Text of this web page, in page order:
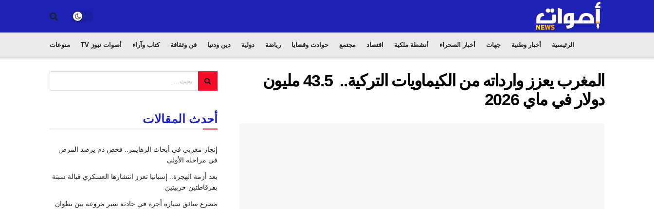
الرئيسية أخبار وطنية جهات أخبار الصحراء أنشطة ملكية اقتصاد مجتمع حوادث وقضايا رياضة دولية دين ودنيا فن وثقافة كتاب وآراء أصوات نيوز TV منوعات
المغرب يعزز وارداته من الكيماويات التركية.. 43.5 مليون
دولار في ماي 2026
أحدث المقالات
إنجاز مغربي في أبحاث الزهايمر.. فحص دم يرصد المرض
في مراحله الأولى
بعد أزمة الهجرة.. إسبانيا تعزز انتشارها العسكري قبالة سبتة
بفرقاطتين حربيتين
مصرع سائق سيارة أجرة في حادثة سير مروعة بين تطوان